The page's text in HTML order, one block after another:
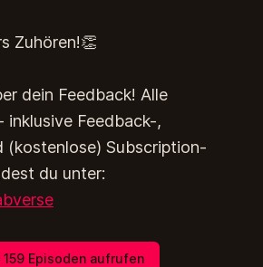
Zuhören!👏
dein Feedback! Alle
inklusive Feedback-,
(kostenlose) Subscription-
du unter:
Episoden aufrufen